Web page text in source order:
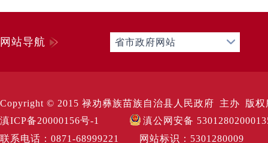
网站导航 省市政府网站
Copyright © 2015 禄劝彝族苗族自治县人民政府 主办 版
滇ICP备20000156号-1
滇公网安备
联系电话：0871-68999221 网站标识：